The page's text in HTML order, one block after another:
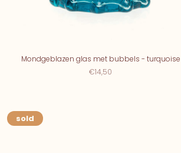
Mondgeblazen glas met bubbels - turquoise
€14,50
sold